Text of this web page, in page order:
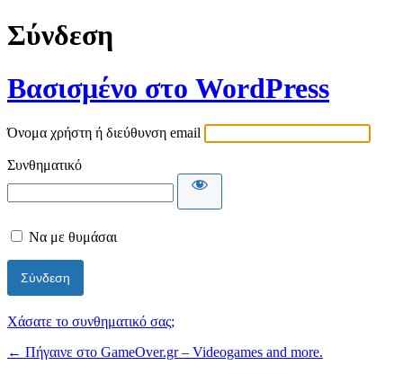
Σύνδεση
Βασισμένο στο WordPress
Όνομα χρήστη ή διεύθυνση email
Συνθηματικό
Να με θυμάσαι
Χάσατε το συνθηματικό σας;
← Πήγαινε στο GameOver.gr – Videogames and more.